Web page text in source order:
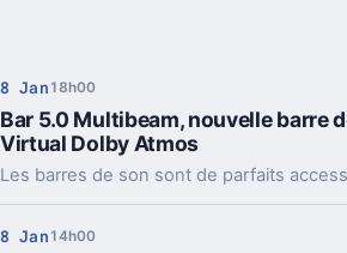
8 Jan 18h00
Bar 5.0 Multibeam, nouvelle barre
Virtual Dolby Atmos
8 Jan 14h00